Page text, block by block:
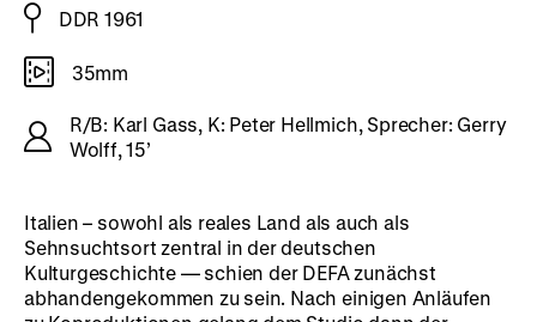
DDR 1961
35mm
R/B: Karl Gass, K: Peter Hellmich, Sprecher: Gerry
Wolff, 15’
Italien – sowohl als reales Land als auch als
Sehnsuchtsort zentral in der deutschen
Kulturgeschichte — schien der DEFA zunächst
abhandengekommen zu sein. Nach einigen Anläufen